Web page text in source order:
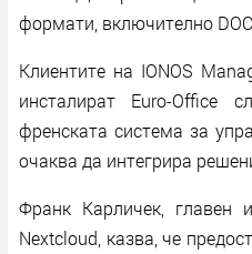
формати, включително
Клиентите на IONOS
инсталират Euro-Office
френската система за
очаква да интегрира
Франк Карличек, главен
Nextcloud, казва, че